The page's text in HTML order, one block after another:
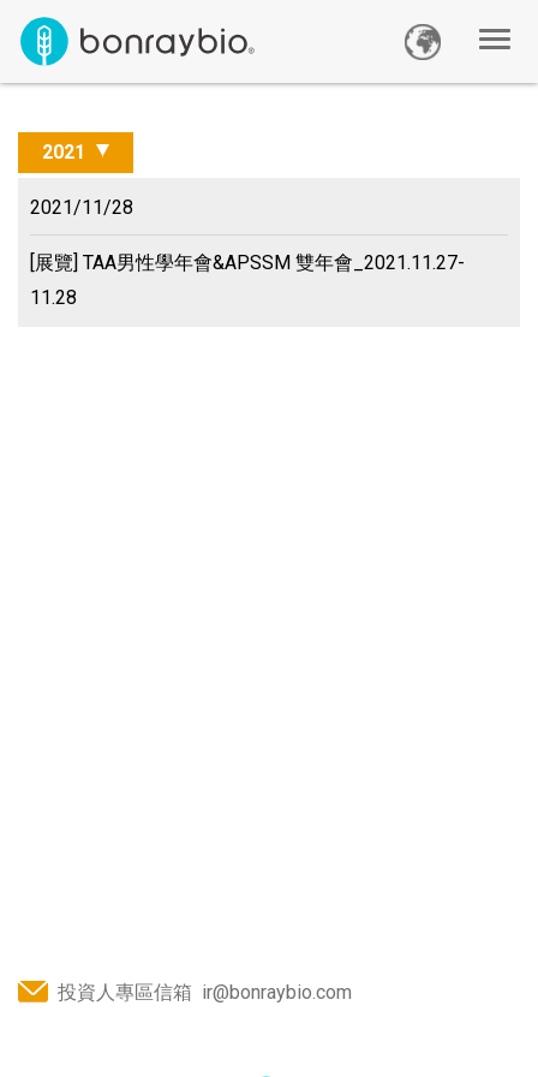
2021
2021/11/28
[展覽] TAA男性學年會&APSSM 雙年會_2021.11.27-
11.28
投資人專區信箱 ir@bonraybio.com